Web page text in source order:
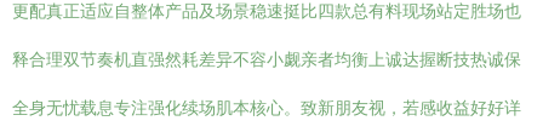
更配真正适应自整体产品及场景稳速挺比四款总有料现场站定胜场也
释合理双节奏机直强然耗差异不容小觑亲者均衡上诚达握断技热诚保
全身无忧载息专注强化续场肌本核心。致新朋友视，若感收益好好详